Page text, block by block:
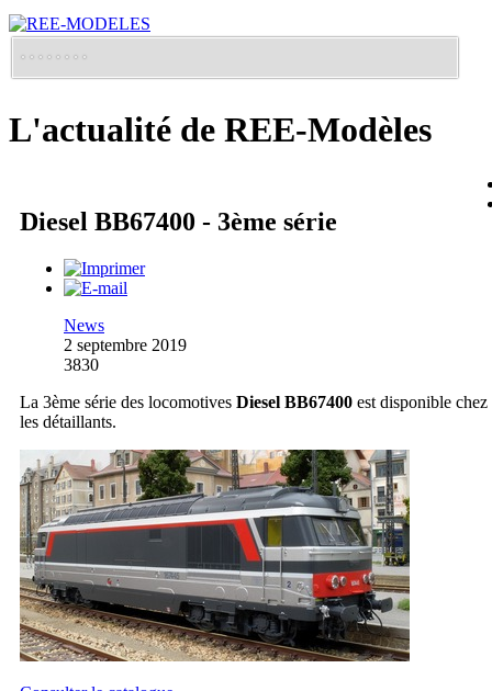
L'actualité de REE-Modèles
Diesel BB67400 - 3ème série
News
2 septembre 2019
3830
La 3ème série des locomotives Diesel BB67400 est disponible chez
les détaillants.